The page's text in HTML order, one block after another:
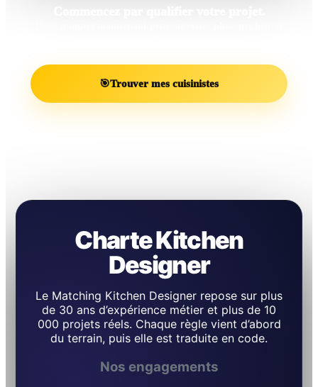
🎯Trouver mes cuisinistes
Charte Kitchen
Designer
Le Matching Kitchen Designer repose sur plus
de 30 ans d’expérience métier et plus de 10
000 projets réels. Chaque règle vient d’abord
du terrain, puis elle est traduite en code.
Nos engagements